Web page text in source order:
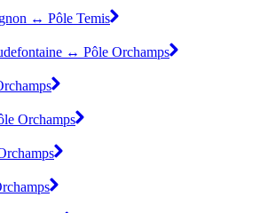
↔ Pôle Temis
↔ Pôle Orchamps
Orchamps